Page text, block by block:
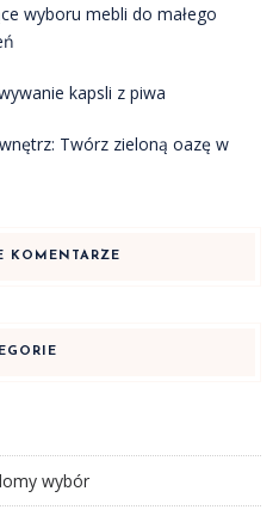
wyboru mebli do małego
kapsli z piwa
Twórz zieloną oazę w
KOMENTARZE
wybór